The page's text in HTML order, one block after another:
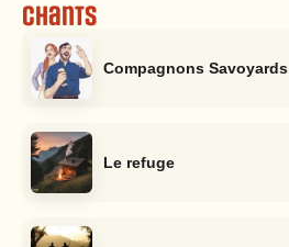
Chants
Compagnons Savoyards
Le refuge